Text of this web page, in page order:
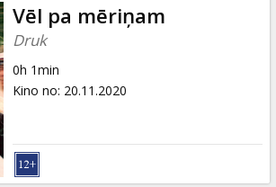
Vēl pa mēriņam
Druk
0h 1min
Kino no: 20.11.2020